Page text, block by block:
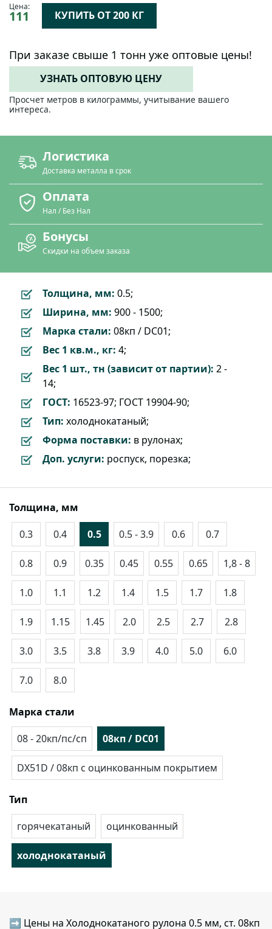
Цена:
111 КУПИТЬ ОТ 200 КГ
При заказе свыше 1 тонн уже оптовые цены!
УЗНАТЬ ОПТОВУЮ ЦЕНУ
Просчет метров в килограммы, учитывание вашего
интереса.
Логистика
Доставка металла в срок
Оплата
Нал / Без Нал
Бонусы
Скидки на объем заказа
Толщина, мм: 0.5;
Ширина, мм: 900 - 1500;
Марка стали: 08кп / DC01;
Вес 1 кв.м., кг: 4;
Вес 1 шт., тн (зависит от партии): 2 -
14;
ГОСТ: 16523-97; ГОСТ 19904-90;
Тип: холоднокатаный;
Форма поставки: в рулонах;
Доп. услуги: роспуск, порезка;
Толщина, мм
0.3
0.4 0.5 0.5 - 3.9 0.6 0.7
0.8 0.9 0.35 0.45 0.55 0.65 1,8 - 8
1.0 1.1 1.2 1.4 1.5 1.7 1.8
1.9 1.15 1.45 2.0 2.5 2.7 2.8
3.0 3.5 3.8 3.9 4.0 5.0 6.0
7.0 8.0
Марка стали
08 - 20кп/пс/сп
08кп / DC01
DX51D / 08кп с оцинкованным покрытием
Тип
горячекатаный
оцинкованный
холоднокатаный
➡ Цены на Холоднокатаного рулона 0.5 мм, ст. 08кп